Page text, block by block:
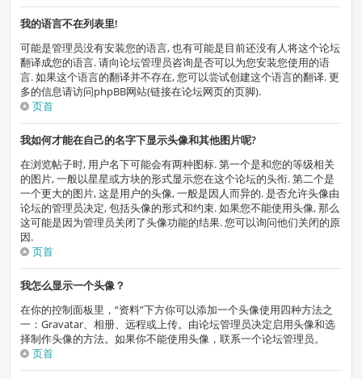
我的语言不在列表里!
可能是管理员没有安装您的语言, 也有可能是目前还没有人将这个论坛
翻译成您的语言. 请向论坛管理员咨询是否可以为您安装您使用的语
言. 如果这个语言的翻译并不存在, 您可以尝试创建这个语言的翻译. 更
多的信息请访问phpBB网站(链接在论坛网页的页脚).
页首
我如何才能在自己的名字下显示头像和其他图片呢?
在浏览帖子时, 用户名下可能会有两种图标. 第一个是和您的等级相关
的图片, 一般以星星或方块的形式显示您在这个论坛的头衔. 第二个是
一个更大的图片, 这是用户的头像, 一般是因人而异的. 是否允许头像由
论坛的管理员决定, 包括头像的形式和约束. 如果您不能使用头像, 那么
这可能是因为管理员关闭了头像功能的结果. 您可以询问他们关闭的原
因.
页首
我怎么显示一个头像？
在你的控制面板里，“资料”下方你可以添加一个头像使用四种方法之
一：Gravatar、相册、远程或上传。由论坛管理员决定启用头像和选
择制作头像的方法。如果你不能使用头像，联系一个论坛管理员。
页首